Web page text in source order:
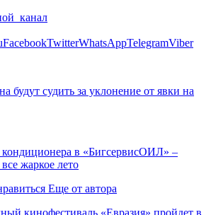
FacebookTwitterWhatsAppTelegramViber
будут судить за уклонение от явки на
в «БигсервисОИЛ» –
жаркое лето
Еще от автора
кинофестиваль «Евразия» пройдет в